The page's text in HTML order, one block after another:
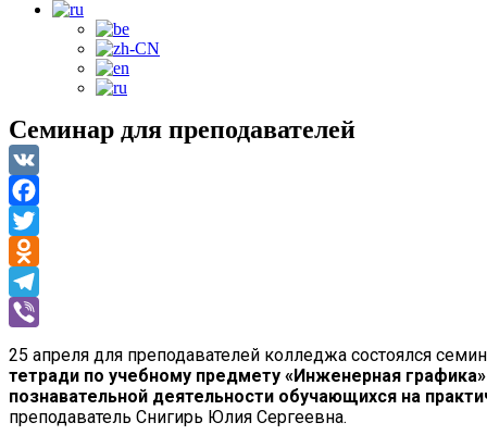
Семинар для преподавателей
VK
Facebook
Twitter
Odnoklassniki
Telegram
25 апреля для преподавателей колледжа состоялся
тетради по учебному предмету «Инженерная
познавательной деятельности обучающихся на
преподаватель Снигирь Юлия Сергеевна.